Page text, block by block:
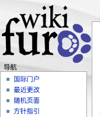
导航
国际门户
最近更改
随机页面
方针指引